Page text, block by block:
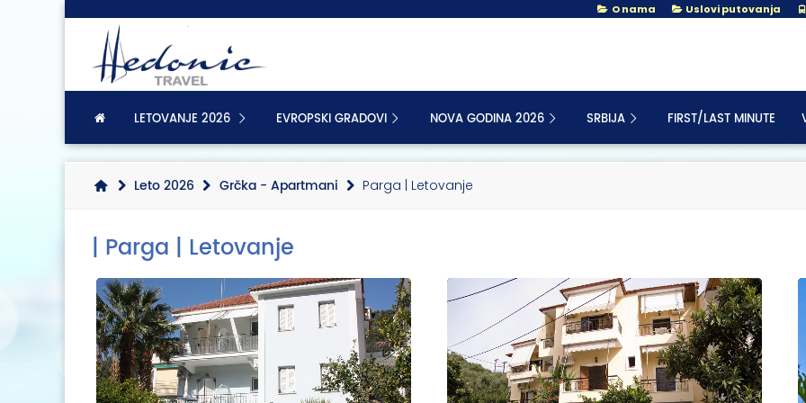
O nama Uslovi putovanja
LETOVANJE 2026 EVROPSKI GRADOVI NOVA GODINA 2026 SRBIJA FIRST/LAST MINUTE
Leto 2026 Grčka - Apartmani Parga | Letovanje
| Parga | Letovanje